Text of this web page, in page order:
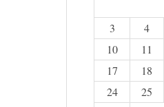
3
4
10
11
17
18
24
25